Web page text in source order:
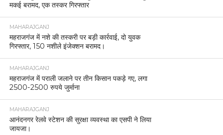
मकई बरामद, एक तस्कर गिरफ्तार
MAHARAJGANJ
महराजगंज में नशे की तस्करी पर बड़ी कार्रवाई, दो युवक
गिरफ्तार, 150 नशीले इंजेक्शन बरामद।
MAHARAJGANJ
महराजगंज में पराली जलाने पर तीन किसान पकड़े गए, लगा
2500-2500 रुपये जुर्माना
MAHARAJGANJ
आनंदनगर रेलवे स्टेशन की सुरक्षा व्यवस्था का एसपी ने लिया
जायजा।